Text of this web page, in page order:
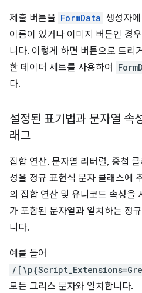
제출 버튼을 FormData 생성자
이름이 있거나 이미지 버튼인 경
니다. 이렇게 하면 버튼으로 트리
한 데이터 세트를 사용하여
다.
설정된 표기법과 문자열 속
래그
집합 연산, 문자열 리터럴, 중첩
성을 정규 표현식 문자 클래스에
의 집합 연산 및 유니코드 속성을
가 포함된 문자열과 일치하는 정
니다.
예를 들어
/
모든 그리스 문자와 일치합니다.